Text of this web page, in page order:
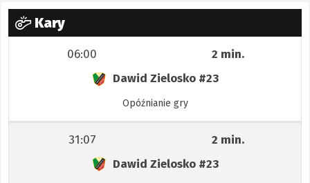
Kary
06:00
2 min.
Dawid Zielosko #23
Opóźnianie gry
31:07
2 min.
Dawid Zielosko #23